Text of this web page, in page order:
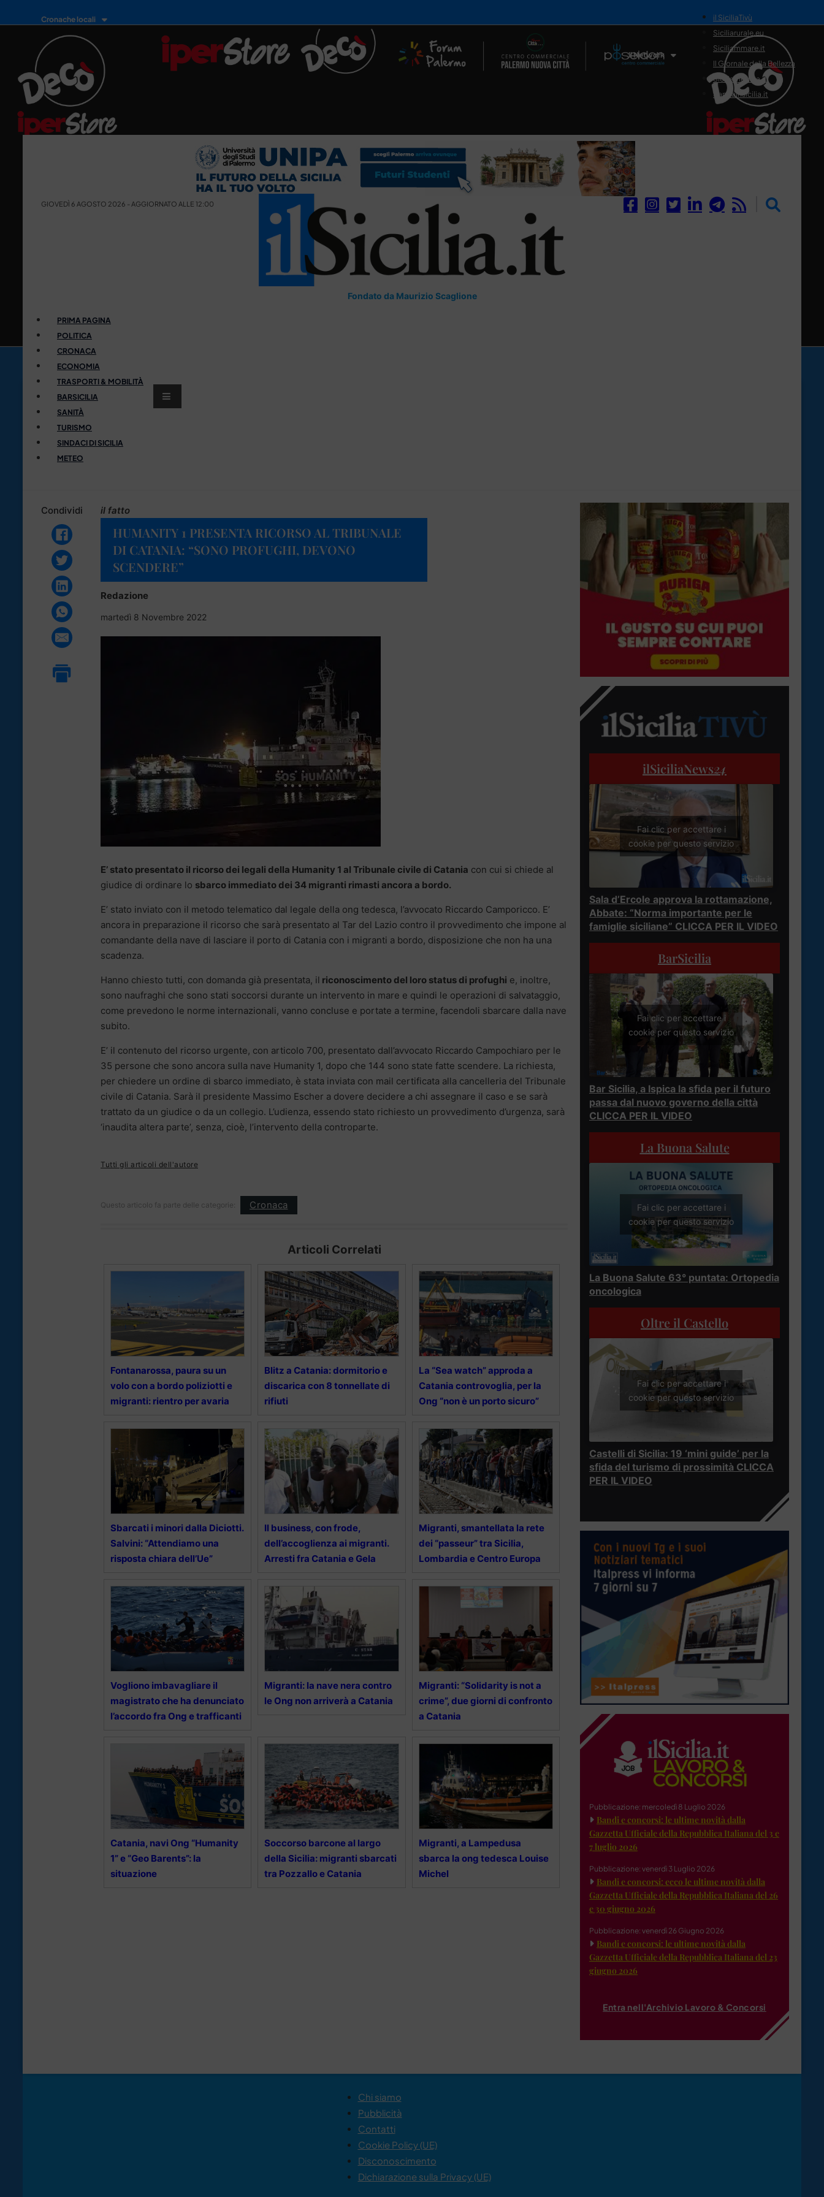
Cronache locali
Il Network
il SiciliaTivù
Siciliarurale.eu
Siciliammare.it
Il Giornale della Bellezza
Siciliamedica.it
Sanitainsicilia.it
GIOVEDÌ 6 AGOSTO 2026 - AGGIORNATO ALLE 12:00
Fondato da Maurizio Scaglione
PRIMA PAGINA
POLITICA
CRONACA
ECONOMIA
TRASPORTI & MOBILITÀ
BARSICILIA
SANITÀ
TURISMO
SINDACI DI SICILIA
METEO
Condividi il fatto
HUMANITY 1 PRESENTA RICORSO AL TRIBUNALE
DI CATANIA: “SONO PROFUGHI, DEVONO
SCENDERE”
Redazione
martedì 8 Novembre 2022
E’ stato presentato il ricorso dei legali della Humanity 1 al Tribunale civile di Catania con cui si chiede al
giudice di ordinare lo sbarco immediato dei 34 migranti rimasti ancora a bordo.
E’ stato inviato con il metodo telematico dal legale della ong tedesca, l’avvocato Riccardo Camporicco. E’
ancora in preparazione il ricorso che sarà presentato al Tar del Lazio contro il provvedimento che impone al
comandante della nave di lasciare il porto di Catania con i migranti a bordo, disposizione che non ha una
scadenza.
Hanno chiesto tutti, con domanda già presentata, il riconoscimento del loro status di profughi e, inoltre,
sono naufraghi che sono stati soccorsi durante un intervento in mare e quindi le operazioni di salvataggio,
come prevedono le norme internazionali, vanno concluse e portate a termine, facendoli sbarcare dalla nave
subito.
E’ il contenuto del ricorso urgente, con articolo 700, presentato dall’avvocato Riccardo Campochiaro per le
35 persone che sono ancora sulla nave Humanity 1, dopo che 144 sono state fatte scendere. La richiesta,
per chiedere un ordine di sbarco immediato, è stata inviata con mail certificata alla cancelleria del Tribunale
civile di Catania. Sarà il presidente Massimo Escher a dovere decidere a chi assegnare il caso e se sarà
trattato da un giudice o da un collegio. L’udienza, essendo stato richiesto un provvedimento d’urgenza, sarà
‘inaudita altera parte’, senza, cioè, l’intervento della controparte.
Tutti gli articoli dell'autore
Questo articolo fa parte delle categorie: Cronaca
Articoli Correlati
Fontanarossa, paura su un
volo con a bordo poliziotti e
migranti: rientro per avaria
Blitz a Catania: dormitorio e
discarica con 8 tonnellate di
rifiuti
La “Sea watch” approda a
Catania controvoglia, per la
Ong “non è un porto sicuro”
Sbarcati i minori dalla Diciotti.
Salvini: “Attendiamo una
risposta chiara dell’Ue”
Il business, con frode,
dell’accoglienza ai migranti.
Arresti fra Catania e Gela
Migranti, smantellata la rete
dei “passeur” tra Sicilia,
Lombardia e Centro Europa
Vogliono imbavagliare il
magistrato che ha denunciato
l’accordo fra Ong e trafficanti
Migranti: la nave nera contro
le Ong non arriverà a Catania
Migranti: “Solidarity is not a
crime”, due giorni di confronto
a Catania
Catania, navi Ong “Humanity
1” e “Geo Barents”: la
situazione
Soccorso barcone al largo
della Sicilia: migranti sbarcati
tra Pozzallo e Catania
Migranti, a Lampedusa
sbarca la ong tedesca Louise
Michel
ilSiciliaNews24
Fai clic per accettare i
cookie per questo servizio
Sala d’Ercole approva la rottamazione,
Abbate: “Norma importante per le
famiglie siciliane” CLICCA PER IL VIDEO
BarSicilia
Fai clic per accettare i
cookie per questo servizio
Bar Sicilia, a Ispica la sfida per il futuro
passa dal nuovo governo della città
CLICCA PER IL VIDEO
La Buona Salute
Fai clic per accettare i
cookie per questo servizio
La Buona Salute 63° puntata: Ortopedia
oncologica
Oltre il Castello
Fai clic per accettare i
cookie per questo servizio
Castelli di Sicilia: 19 ‘mini guide’ per la
sfida del turismo di prossimità CLICCA
PER IL VIDEO
Pubblicazione: mercoledì 8 Luglio 2026
Bandi e concorsi: le ultime novità dalla
Gazzetta Ufficiale della Repubblica Italiana del 3 e
7 luglio 2026
Pubblicazione: venerdì 3 Luglio 2026
Bandi e concorsi: ecco le ultime novità dalla
Gazzetta Ufficiale della Repubblica Italiana del 26
e 30 giugno 2026
Pubblicazione: venerdì 26 Giugno 2026
Bandi e concorsi: le ultime novità dalla
Gazzetta Ufficiale della Repubblica Italiana del 23
giugno 2026
Entra nell'Archivio Lavoro & Concorsi
Chi siamo
Pubblicità
Contatti
Cookie Policy (UE)
Disconoscimento
Dichiarazione sulla Privacy (UE)